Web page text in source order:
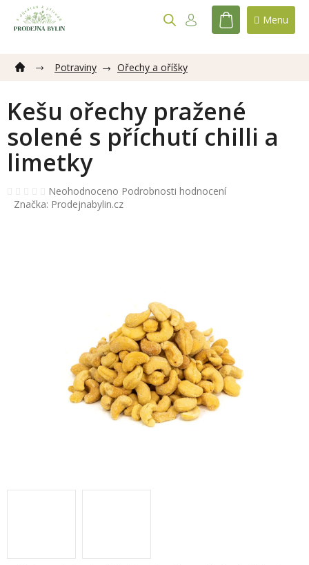
obsah
NÁKUPNÍ
Potraviny Ořechy a oříšky
Kešu ořechy pražené
solené s příchutí chilli a
limetky
Průměrné
hodnocení
Neohodnoceno Podrobnosti hodnocení
Značka: Prodejnabylin.cz